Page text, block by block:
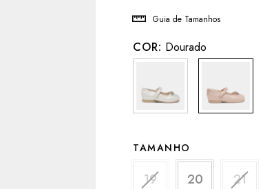
Guia de Tamanhos
COR: Dourado
TAMANHO
19 20 21